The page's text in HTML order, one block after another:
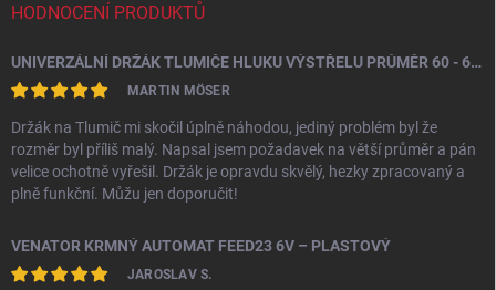
HODNOCENÍ PRODUKTŮ
UNIVERZÁLNÍ DRŽÁK TLUMIČE HLUKU VÝSTŘELU PRŮMĚR 60 - 64,5 MM
MARTIN MÖSER
Držák na Tlumič mi skočil úplně náhodou, jediný problém byl že
rozměr byl příliš malý. Napsal jsem požadavek na větší průměr a pán
velice ochotně vyřešil. Držák je opravdu skvělý, hezky zpracovaný a
plně funkční. Můžu jen doporučit!
VENATOR KRMNÝ AUTOMAT FEED23 6V – PLASTOVÝ
JAROSLAV S.